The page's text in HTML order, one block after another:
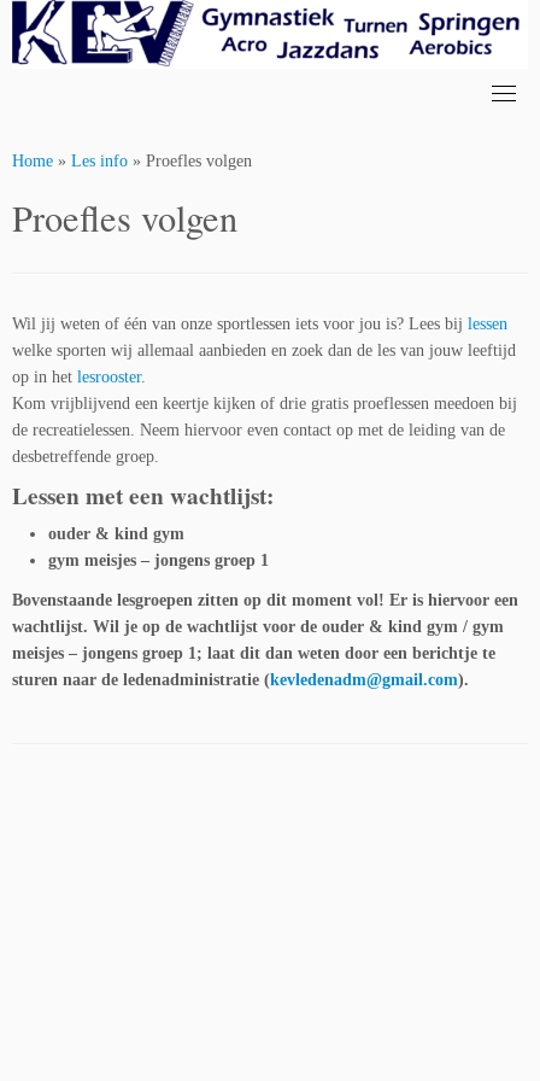
content
Home » Les info » Proefles volgen
Proefles volgen
Wil jij weten of één van onze sportlessen iets voor jou is? Lees bij lessen
welke sporten wij allemaal aanbieden en zoek dan de les van jouw leeftijd
op in het lesrooster.
Kom vrijblijvend een keertje kijken of drie gratis proeflessen meedoen bij
de recreatielessen. Neem hiervoor even contact op met de leiding van de
desbetreffende groep.
Lessen met een wachtlijst:
ouder & kind gym
gym meisjes – jongens groep 1
Bovenstaande lesgroepen zitten op dit moment vol! Er is hiervoor een
wachtlijst. Wil je op de wachtlijst voor de ouder & kind gym / gym
meisjes – jongens groep 1; laat dit dan weten door een berichtje te
sturen naar de ledenadministratie (kevledenadm@gmail.com).